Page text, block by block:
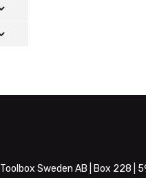
Toolbox Sweden AB | Box 228 |